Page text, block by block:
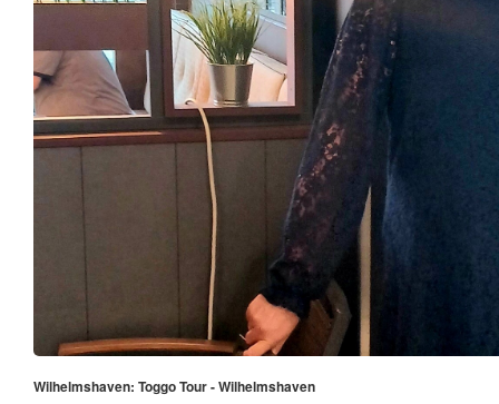
Wilhelmshaven: Toggo Tour - Wilhelmshaven